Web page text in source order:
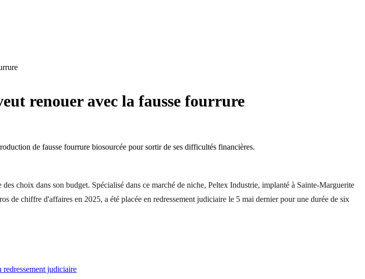
renouer avec la fausse fourrure
de fausse fourrure biosourcée pour sortir de ses difficultés financières.
choix dans son budget. Spécialisé dans ce marché de niche, Peltex Industrie, implanté à Sainte-Marguerite
de chiffre d'affaires en 2025, a été placée en redressement judiciaire le 5 mai dernier pour une durée de six
judiciaire